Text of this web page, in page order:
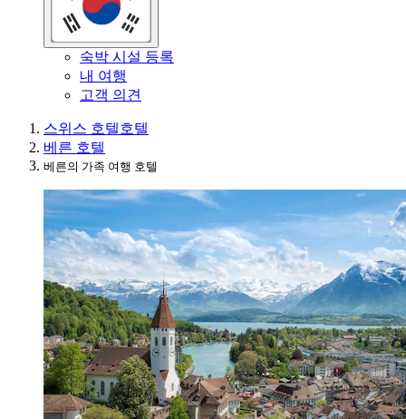
숙박 시설 등록
내 여행
고객 의견
스위스 호텔호텔
베른 호텔
베른의 가족 여행 호텔